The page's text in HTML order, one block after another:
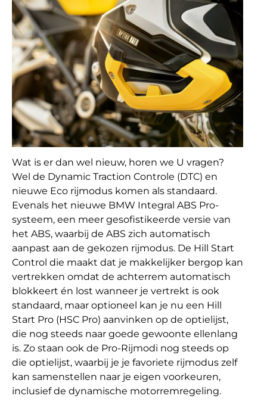
Wat is er dan wel nieuw, horen we U vragen?
Wel de Dynamic Traction Controle (DTC) en
nieuwe Eco rijmodus komen als standaard.
Evenals het nieuwe BMW Integral ABS Pro-
systeem, een meer gesofistikeerde versie van
het ABS, waarbij de ABS zich automatisch
aanpast aan de gekozen rijmodus. De Hill Start
Control die maakt dat je makkelijker bergop kan
vertrekken omdat de achterrem automatisch
blokkeert én lost wanneer je vertrekt is ook
standaard, maar optioneel kan je nu een Hill
Start Pro (HSC Pro) aanvinken op de optielijst,
die nog steeds naar goede gewoonte ellenlang
is. Zo staan ook de Pro-Rijmodi nog steeds op
die optielijst, waarbij je je favoriete rijmodus zelf
kan samenstellen naar je eigen voorkeuren,
inclusief de dynamische motorremregeling.